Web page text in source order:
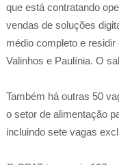
que está contratando
vendas de soluções
médio completo e
Valinhos e Paulínia. O
Também há outras 50
o setor de alimentação
incluindo sete vagas